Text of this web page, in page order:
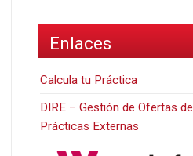
Enlaces
Calcula tu Práctica
DIRE – Gestión de Ofertas de
Prácticas Externas